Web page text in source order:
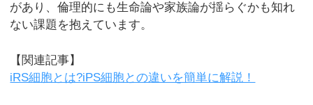
があり、倫理的にも生命論や家族論が揺らぐかも知れ
ない課題を抱えています。
【関連記事】
iRS細胞とは?iPS細胞との違いを簡単に解説！